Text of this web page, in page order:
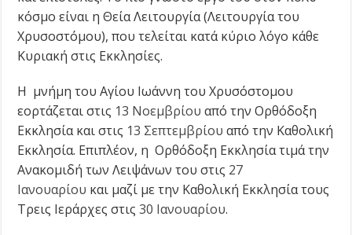
κόσμο είναι η Θεία Λειτουργία (Λειτουργία του
Χρυσοστόμου), που τελείται κατά κύριο λόγο κάθε
Κυριακή στις Εκκλησίες.
Η μνήμη του Αγίου Ιωάννη του Χρυσόστομου
εορτάζεται στις 13 Νοεμβρίου από την Ορθόδοξη
Εκκλησία και στις 13 Σεπτεμβρίου από την Καθολική
Εκκλησία. Επιπλέον, η Ορθόδοξη Εκκλησία τιμά την
Ανακομιδή των Λειψάνων του στις 27
Ιανουαρίου και μαζί με την Καθολική Εκκλησία τους
Τρεις Ιεράρχες στις30 Ιανουαρίου.